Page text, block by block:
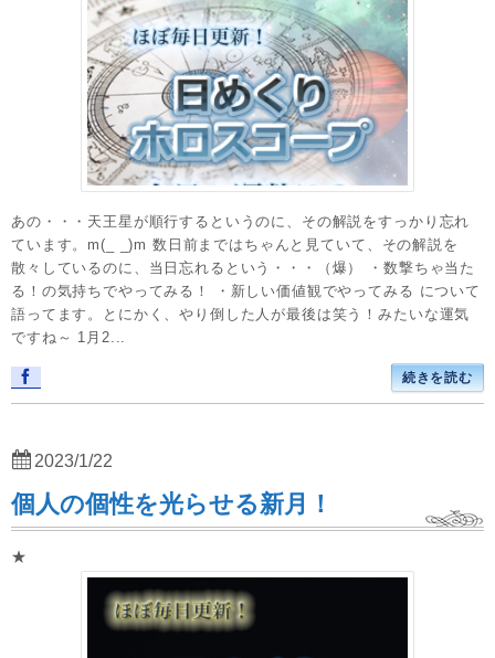
あの・・・天王星が順行するというのに、その解説をすっかり忘れ
ています。m(_ _)m 数日前まではちゃんと見ていて、その解説を
散々しているのに、当日忘れるという・・・（爆） ・数撃ちゃ当た
る！の気持ちでやってみる！ ・新しい価値観でやってみる について
語ってます。とにかく、やり倒した人が最後は笑う！みたいな運気
ですね～ 1月2...
続きを読む
個人の個性を光らせる新月！
★
2023/1/22